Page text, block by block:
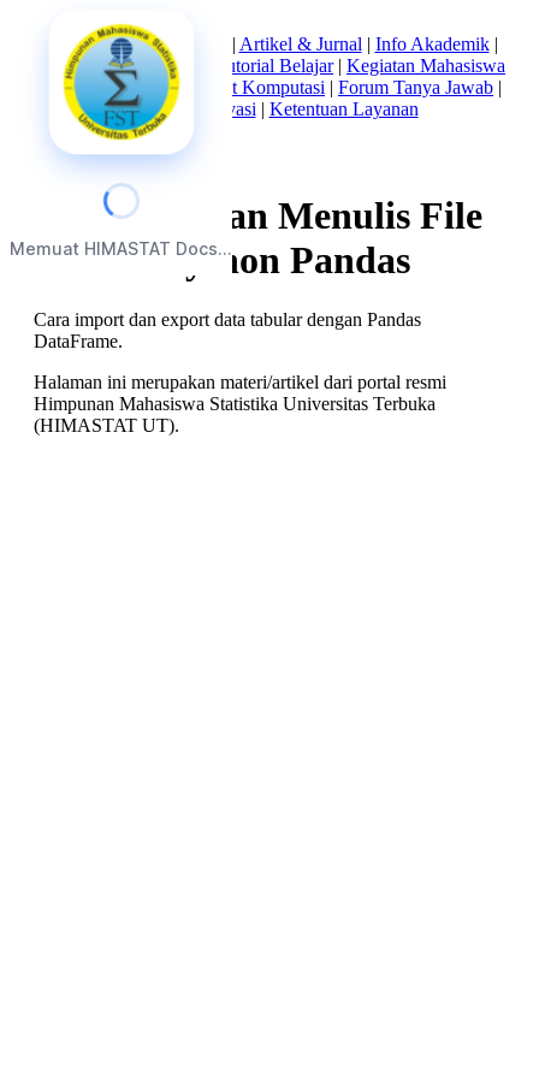
Memuat HIMASTAT Docs...
Beranda|Tentang Kami | Artikel & Jurnal | Info Akademik|
Mata Kuliah Statistika
Tutorial Belajar| Kegiatan Mahasiswa
Struktur Himpunan Alat Komputasi | Forum Tanya Jawab |
Kebijakan Privasi | Ketentuan Layanan
Membaca dan Menulis File
CSV di Python Pandas
Cara import dan export data tabular dengan Pandas
DataFrame.
Halaman ini merupakan materi/artikel dari portal resmi
Himpunan Mahasiswa Statistika Universitas Terbuka
(HIMASTAT UT).